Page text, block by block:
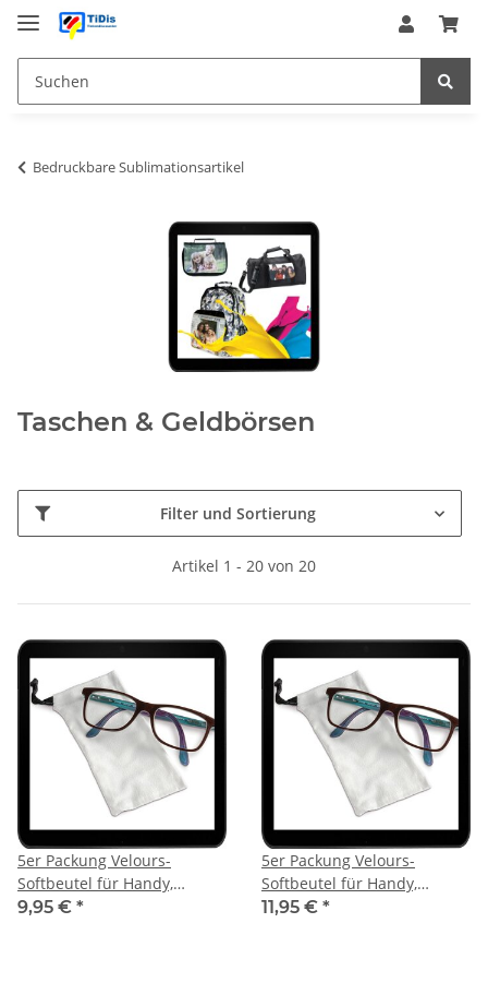
Bedruckbare Sublimationsartikel
Taschen & Geldbörsen
Filter und Sortierung
Artikel 1 - 20 von 20
5er Packung Velours-
Softbeutel für Handy,
Kamera, MP3-Player,
9,95 € *
5er Packung Velours-
Softbeutel für Handy,
Kamera, MP3-Player,
11,95 € *